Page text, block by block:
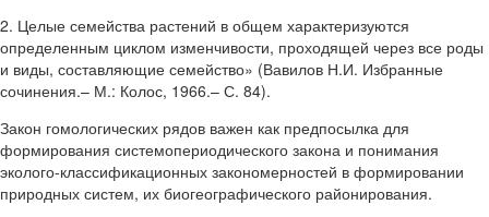
2. Целые семейства растений в общем характеризуются
определенным циклом изменчивости, проходящей через все роды
и виды, составляющие семейство» (Вавилов Н.И. Избранные
сочинения.– М.: Колос, 1966.– С. 84).
Закон гомологических рядов важен как предпосылка для
формирования системопериодического закона и понимания
эколого-классификационных закономерностей в формировании
природных систем, их биогеографического районирования.